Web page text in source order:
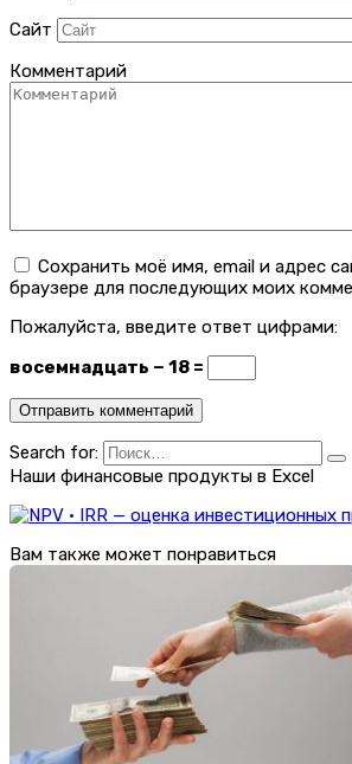
Сайт
Комментарий
Сохранить моё имя, email и адрес
браузере для последующих моих
Пожалуйста, введите ответ цифрами:
восемнадцать − 18 =
Search for:
Наши финансовые продукты в Excel
Вам также может понравиться